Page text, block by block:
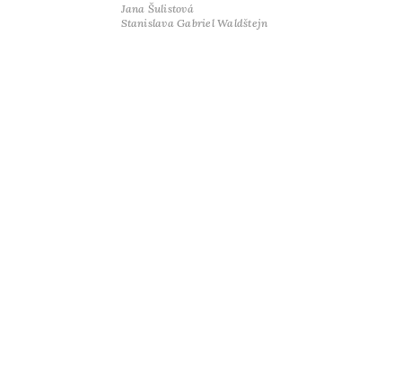
Jana Šulistová
Stanislava Gabriel Waldštejn